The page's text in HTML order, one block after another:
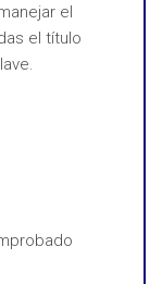
el
el título